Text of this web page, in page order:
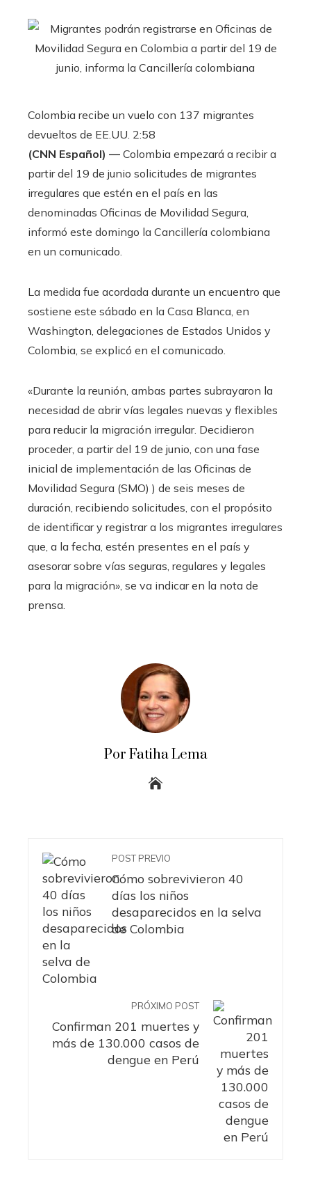
Colombia recibe un vuelo con 137 migrantes
devueltos de EE.UU. 2:58
(CNN Español) — Colombia empezará a recibir a
partir del 19 de junio solicitudes de migrantes
irregulares que estén en el país en las
denominadas Oficinas de Movilidad Segura,
informó este domingo la Cancillería colombiana
en un comunicado.
La medida fue acordada durante un encuentro que
sostiene este sábado en la Casa Blanca, en
Washington, delegaciones de Estados Unidos y
Colombia, se explicó en el comunicado.
«Durante la reunión, ambas partes subrayaron la
necesidad de abrir vías legales nuevas y flexibles
para reducir la migración irregular. Decidieron
proceder, a partir del 19 de junio, con una fase
inicial de implementación de las Oficinas de
Movilidad Segura (SMO) ) de seis meses de
duración, recibiendo solicitudes, con el propósito
de identificar y registrar a los migrantes irregulares
que, a la fecha, estén presentes en el país y
asesorar sobre vías seguras, regulares y legales
para la migración», se va indicar en la nota de
prensa.
Por Fatiha Lema
POST PREVIO
Cómo sobrevivieron 40
días los niños
desaparecidos en la selva
de Colombia
PRÓXIMO POST
Confirman 201 muertes y
más de 130.000 casos de
dengue en Perú